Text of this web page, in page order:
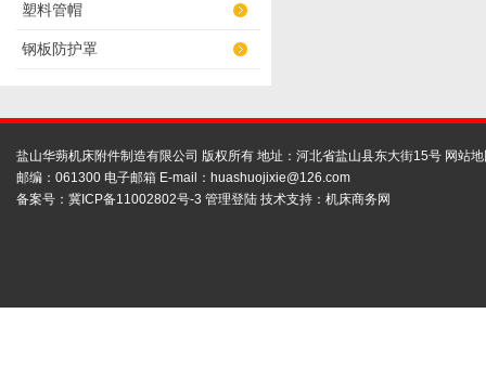
塑料管帽
钢板防护罩
盐山华蒴机床附件制造有限公司 版权所有 地址：河北省盐山县东大街15号 网站
邮编：061300 电子邮箱 E-mail： huashuojixie@126.com
备案号： 冀ICP备11002802号-3 管理登陆 技术支持： 机床商务网